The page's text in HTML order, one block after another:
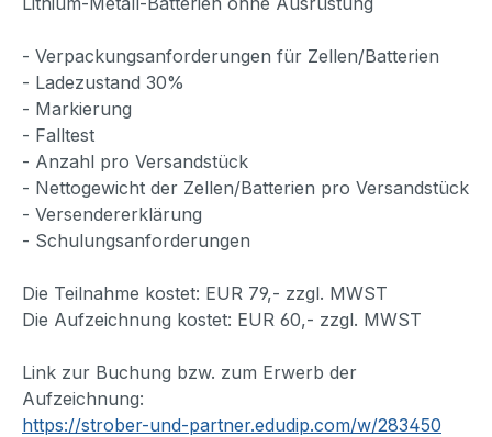
- Verpackungsanforderungen für Zellen/Batterien
- Ladezustand 30%
- Markierung
- Falltest
- Anzahl pro Versandstück
- Nettogewicht der Zellen/Batterien pro Versandstück
- Versendererklärung
- Schulungsanforderungen
Die Teilnahme kostet: EUR 79,- zzgl. MWST
Die Aufzeichnung kostet: EUR 60,- zzgl. MWST
Link zur Buchung bzw. zum Erwerb der
Aufzeichnung:
https://strober-und-partner.edudip.com/w/283450